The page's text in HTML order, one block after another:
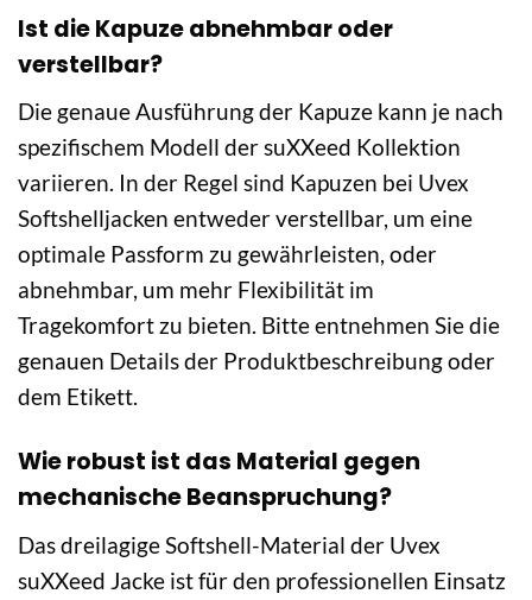
Ist die Kapuze abnehmbar oder
verstellbar?
Die genaue Ausführung der Kapuze kann je nach
spezifischem Modell der suXXeed Kollektion
variieren. In der Regel sind Kapuzen bei Uvex
Softshelljacken entweder verstellbar, um eine
optimale Passform zu gewährleisten, oder
abnehmbar, um mehr Flexibilität im
Tragekomfort zu bieten. Bitte entnehmen Sie die
genauen Details der Produktbeschreibung oder
dem Etikett.
Wie robust ist das Material gegen
mechanische Beanspruchung?
Das dreilagige Softshell-Material der Uvex
suXXeed Jacke ist für den professionellen Einsatz